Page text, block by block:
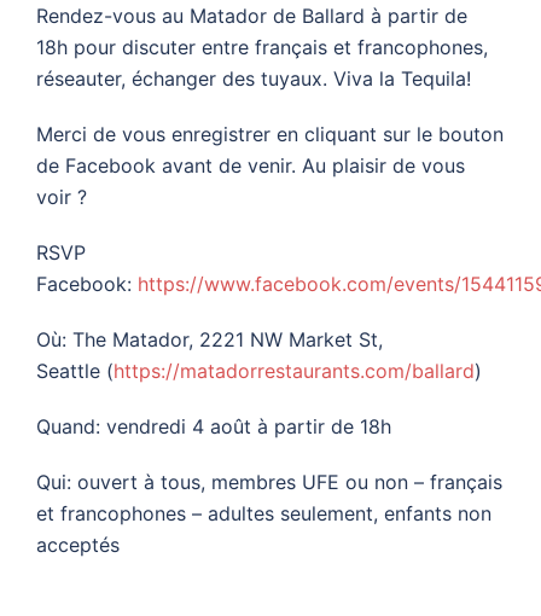
Rendez-vous au Matador de Ballard à partir de
18h pour discuter entre français et francophones,
réseauter, échanger des tuyaux. Viva la Tequila!
Merci de vous enregistrer en cliquant sur le bouton
de Facebook avant de venir. Au plaisir de vous
voir ?
RSVP
Facebook: https://www.facebook.com/events/
Où: The Matador, 2221 NW Market St,
Seattle (https://matadorrestaurants.com/ballard)
Quand: vendredi 4 août à partir de 18h
Qui: ouvert à tous, membres UFE ou non – français
et francophones – adultes seulement, enfants non
acceptés